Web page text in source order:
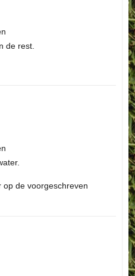
rest.
op de voorgeschreven